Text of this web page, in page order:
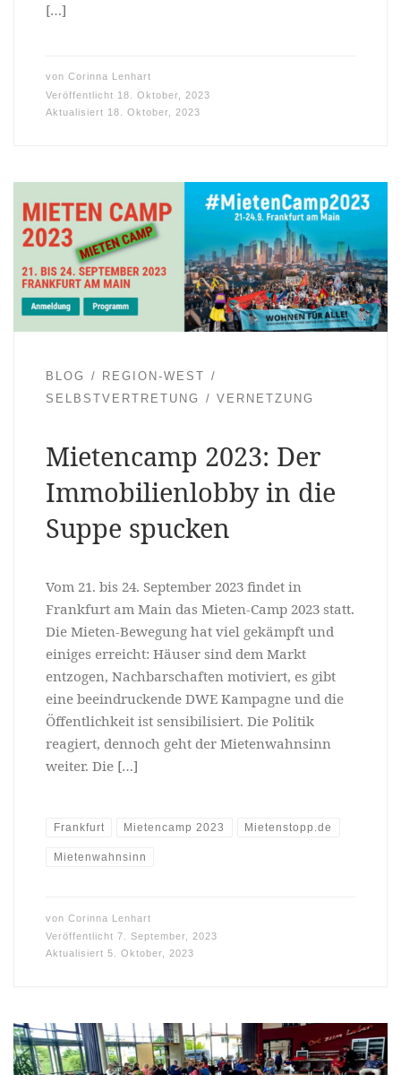
[…]
von Corinna Lenhart
Veröffentlicht 18. Oktober, 2023
Aktualisiert 18. Oktober, 2023
BLOG
REGION-WEST
SELBSTVERTRETUNG
VERNETZUNG
Mietencamp 2023: Der
Immobilienlobby in die
Suppe spucken
Vom 21. bis 24. September 2023 findet in
Frankfurt am Main das Mieten-Camp 2023 statt.
Die Mieten-Bewegung hat viel gekämpft und
einiges erreicht: Häuser sind dem Markt
entzogen, Nachbarschaften motiviert, es gibt
eine beeindruckende DWE Kampagne und die
Öffentlichkeit ist sensibilisiert. Die Politik
reagiert, dennoch geht der Mietenwahnsinn
weiter. Die […]
Frankfurt Mietencamp 2023 Mietenstopp.de
Mietenwahnsinn
von Corinna Lenhart
Veröffentlicht 7. September, 2023
Aktualisiert 5. Oktober, 2023